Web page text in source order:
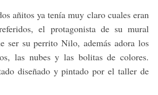
añitos ya tenía muy claro cuales eran
el protagonista de su mural
ser su perrito Nilo, además adora los
las nubes y las bolitas de colores.
diseñado y pintado por el taller de